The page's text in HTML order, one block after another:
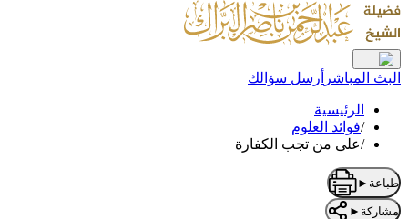
البث المباشر أرسل سؤالك
الرئيسية
/فوائد العلوم
/على من تجب الكفارة
طباعة ►
مشاركة ►